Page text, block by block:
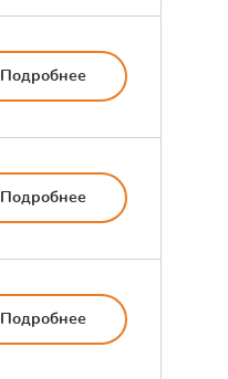
Подробнее
Подробнее
Подробнее